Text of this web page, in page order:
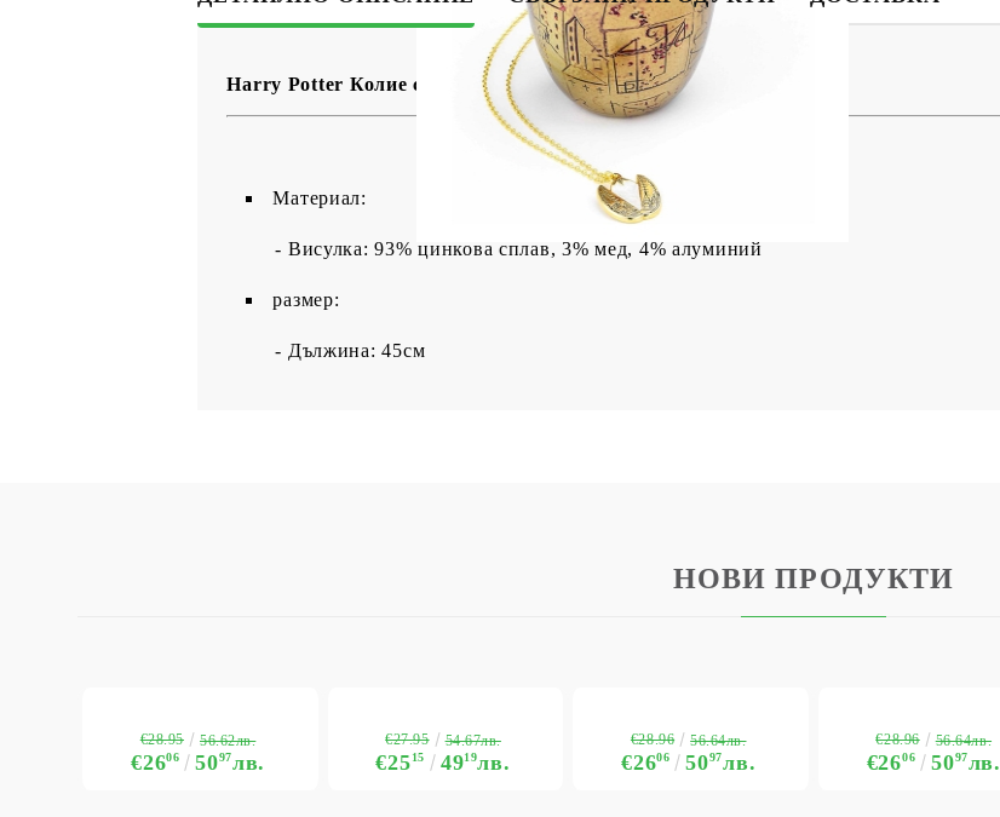
BG
Harry Potter Колие с Висулка - Golden Egg + Подарък Кутия
Материал:
- Висулка: 93% цинкова сплав, 3% мед, 4% алуминий
размер:
- Дължина: 45см
НОВИ ПРОДУКТИ
€2606 5097лв.
€28.95 56.62лв.
€2515 4919лв.
€27.95 54.67лв.
€2606 5097лв.
€28.96 56.64лв.
€2606 5097лв.
€28.96 56.64лв.